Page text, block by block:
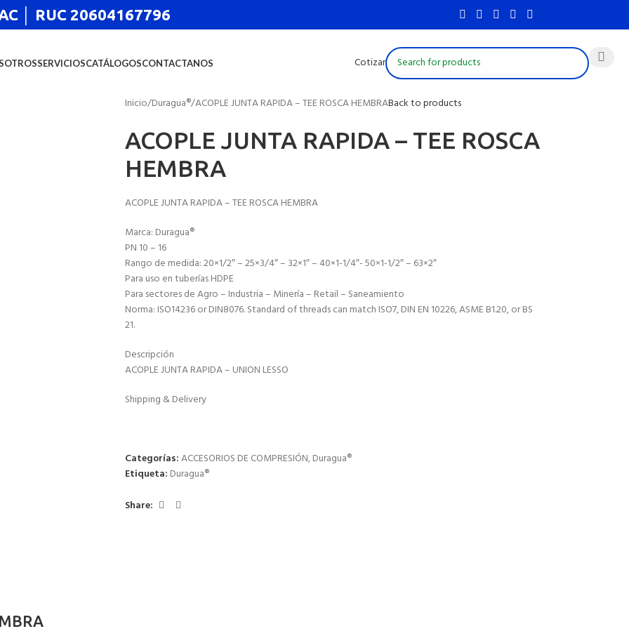
│ RUC 20604167796
SERVICIOSCATÁLOGOSCONTACTANOS Cotizar
Inicio Duragua® ACOPLE JUNTA RAPIDA – TEE ROSCA HEMBRABack to products
ACOPLE JUNTA RAPIDA – TEE ROSCA
HEMBRA
ACOPLE JUNTA RAPIDA – TEE ROSCA HEMBRA
Marca: Duragua®
PN 10 – 16
Rango de medida: 20×1/2″ – 25×3/4″ – 32×1″ – 40×1-1/4″- 50×1-1/2″ – 63×2″
Para uso en tuberías HDPE
Para sectores de Agro – Industria – Minería – Retail – Saneamiento
Norma: ISO14236 or DIN8076. Standard of threads can match ISO7, DIN EN 10226, ASME B1.20, or BS
21.
Descripción
ACOPLE JUNTA RAPIDA – UNION LESSO
Shipping & Delivery
Categorías:ACCESORIOS DE COMPRESIÓN,Duragua®
Etiqueta: Duragua®
Share: